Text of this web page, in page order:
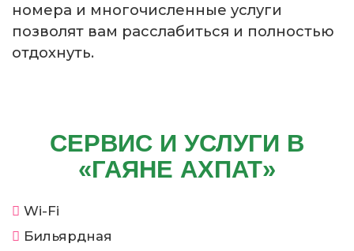
номера и многочисленные услуги
позволят вам расслабиться и полностью
отдохнуть.
СЕРВИС И УСЛУГИ В
«ГАЯНЕ АХПАТ»
Wi-Fi
Бильярдная